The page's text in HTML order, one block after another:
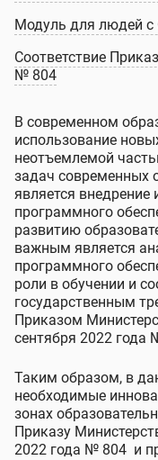
Модуль для людей с
Соответствие
№ 804
В современном
использование
неотъемлемой
задач современных
является внедрение
программного
развитию
важным является
программного
роли в обучении и
государственным
Приказом
сентября 2022 года
Таким образом, в
необходимые
зонах
Приказу
2022 года № 804 и